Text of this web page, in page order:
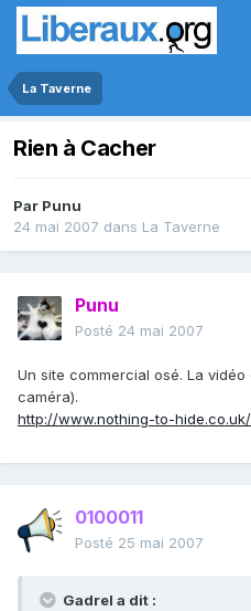
La Taverne
Rien à Cacher
Par Punu
24 mai 2007 dans La Taverne
Punu
Posté 24 mai 2007
Un site commercial osé. La
caméra).
http://www.nothing-to-hide.co.uk/
0100011
Posté 25 mai 2007
Gadrel a dit :